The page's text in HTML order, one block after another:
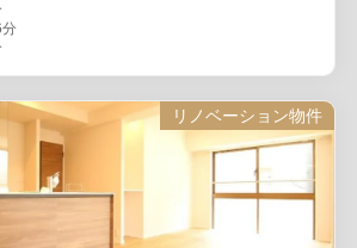
リノベーション物件